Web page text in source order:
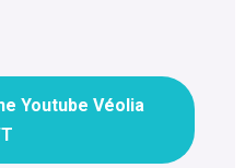
Youtube Véolia